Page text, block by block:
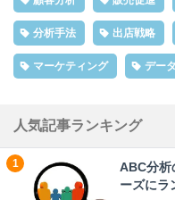
分析手法 出店戦略
マーケティング デー
人気記事ランキング
ABC分析
ーズにラ